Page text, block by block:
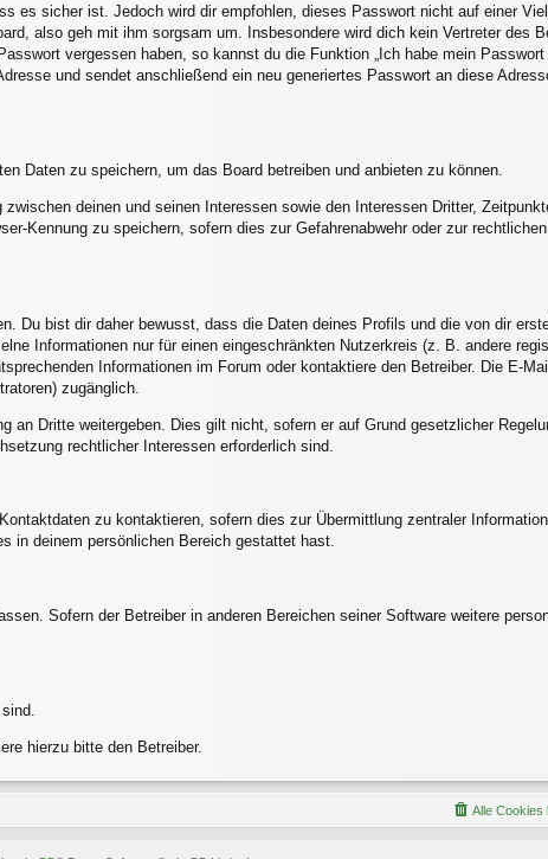
es sicher ist. Jedoch wird dir empfohlen, dieses Passwort nicht auf einer
also geh mit ihm sorgsam um. Insbesondere wird dich kein Vertreter des
vergessen haben, so kannst du die Funktion „Ich habe mein
und sendet anschließend ein neu generiertes Passwort an diese
Daten zu speichern, um das Board betreiben und anbieten zu können.
deinen und seinen Interessen sowie den Interessen Dritter,
Kennung zu speichern, sofern dies zur Gefahrenabwehr oder zur
Du bist dir daher bewusst, dass die Daten deines Profils und die von dir
Informationen nur für einen eingeschränkten Nutzerkreis (z. B. andere
Informationen im Forum oder kontaktiere den Betreiber. Die E-
zugänglich.
an Dritte weitergeben. Dies gilt nicht, sofern er auf Grund gesetzlicher
rechtlicher Interessen erforderlich sind.
zu kontaktieren, sofern dies zur Übermittlung zentraler
in deinem persönlichen Bereich gestattet hast.
Sofern der Betreiber in anderen Bereichen seiner Software weitere
hierzu bitte den Betreiber.
Alle Cookies